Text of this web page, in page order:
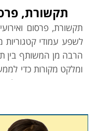
תקשורת,
תקשורת, פרסום
לשפע עמודי
הרבה מן המשותף בין
ומלקט מקורות כדי
הארועים גם הוא